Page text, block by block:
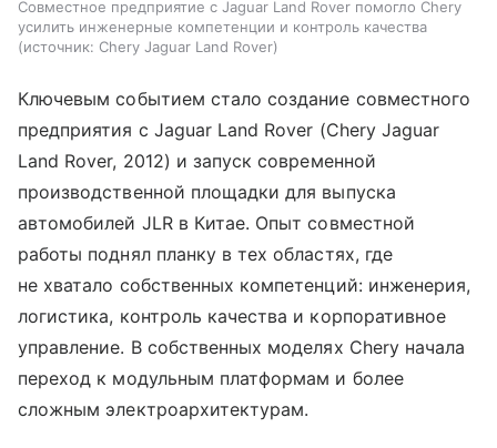
Совместное предприятие с Jaguar Land Rover помогло Chery
усилить инженерные компетенции и контроль качества
источник: Chery Jaguar Land Rover
Ключевым событием стало создание совместного
предприятия с Jaguar Land Rover (Chery Jaguar
Land Rover, 2012) и запуск современной
производственной площадки для выпуска
автомобилей JLR в Китае. Опыт совместной
работы поднял планку в тех областях, где
не хватало собственных компетенций: инженерия,
логистика, контроль качества и корпоративное
управление. В собственных моделях Chery начала
переход к модульным платформам и более
сложным электроархитектурам.